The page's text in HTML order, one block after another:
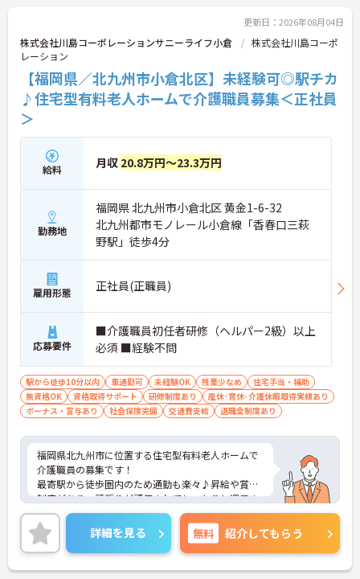
更新日：2026年08月04日
株式会社川島コーポレーションサニーライフ小倉
株式会社川島コーポ
レーション
【福岡県／北九州市小倉北区】未経験可◎駅チカ
♪住宅型有料老人ホームで介護職員募集＜正社員
＞
給料 月収 20.8万円～23.3万円
勤務地
福岡県 北九州市小倉北区 黄金1-6-32
北九州都市モノレール小倉線「香春口三萩
野駅」徒歩4分
雇用形態 正社員(正職員)
応募要件
■介護職員初任者研修（ヘルパー2級）以上
必須 ■経験不問
駅から徒歩10分以内 車通勤可 未経験OK 残業少なめ
住宅手当・補助
無資格OK
資格取得サポート 研修制度あり
産休･育休･介護休暇取得実績あり
ボーナス・賞与あり
社会保険完備 交通費支給 退職金制度あり
福岡県北九州市に位置する住宅型有料老人ホームで
介護職員の募集です！
最寄駅から徒歩圏内のため通勤も楽々♪昇給や賞与
制度があり、頑張りが評価されてしっかりと還元さ
れます。さらに住宅手当などの各種手当もあるのは
嬉しいポイントです◎現場経験のない方でもチャレ
ンジできる職場で、フォロー体制もあり、経験に関
わらず安心してスタートできます。
こちらの求人にご興味がございましたら面接のポイ
詳細を見る 無料 紹介してもらう